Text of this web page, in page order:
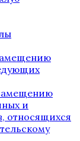
и
относящихся